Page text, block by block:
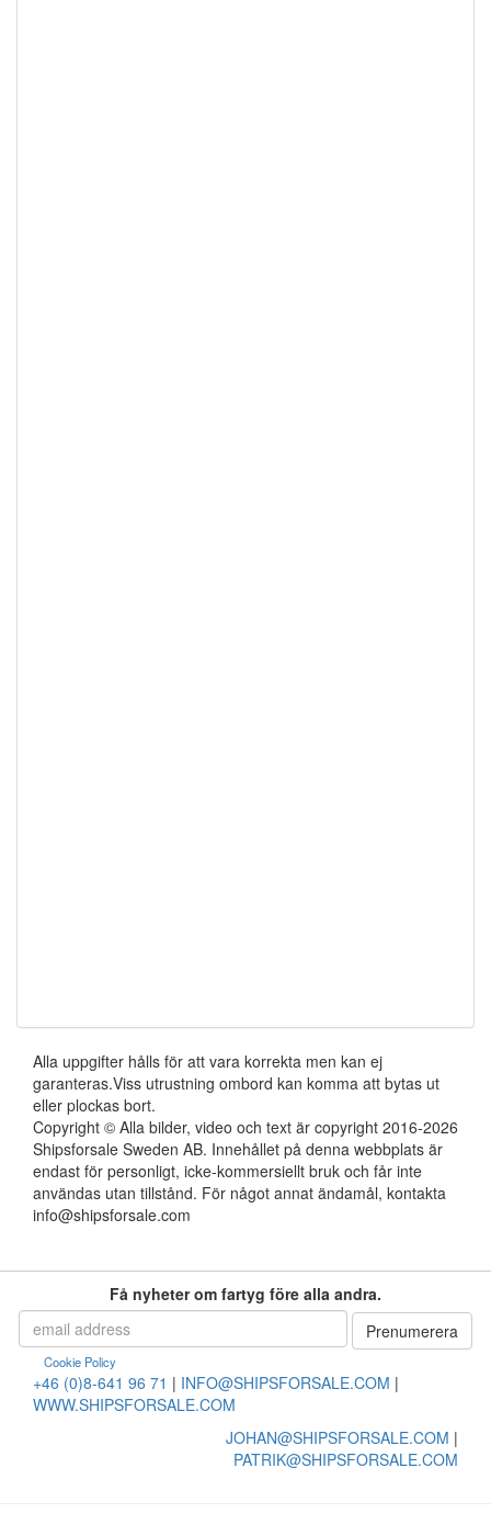
Alla uppgifter hålls för att vara korrekta men kan ej
garanteras.Viss utrustning ombord kan komma att bytas ut
eller plockas bort.
Copyright © Alla bilder, video och text är copyright 2016-2026
Shipsforsale Sweden AB. Innehållet på denna webbplats är
endast för personligt, icke-kommersiellt bruk och får inte
användas utan tillstånd. För något annat ändamål, kontakta
info@shipsforsale.com
Få nyheter om fartyg före alla andra.
Cookie Policy
+46 (0)8-641 96 71 | INFO@SHIPSFORSALE.COM |
WWW.SHIPSFORSALE.COM
JOHAN@SHIPSFORSALE.COM |
PATRIK@SHIPSFORSALE.COM